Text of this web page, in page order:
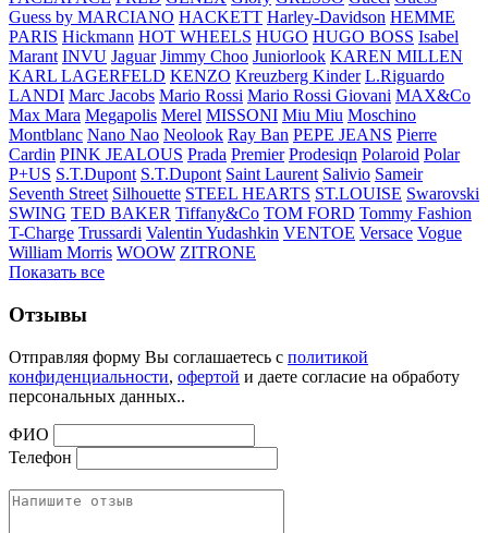
Guess by MARCIANO HACKETT Harley-Davidson HEMME
PARIS Hickmann HOT WHEELS HUGO HUGO BOSS Isabel
Marant INVU Jaguar Jimmy Choo Juniorlook KAREN MILLEN
KARL LAGERFELD KENZO Kreuzberg Kinder L.Riguardo
LANDI Marc Jacobs Mario Rossi Mario Rossi Giovani MAX&Co
Max Mara Megapolis Merel MISSONI Miu Miu Moschino
Montblanc Nano Nao Neolook Ray Ban PEPE JEANS Pierre
Cardin PINK JEALOUS Prada Premier Prodesiqn Polaroid Polar
P+US S.T.Dupont S.T.Dupont Saint Laurent Salivio Sameir
Seventh Street Silhouette STEEL HEARTS ST.LOUISE Swarovski
SWING TED BAKER Tiffany&Co TOM FORD Tommy Fashion
T-Charge Trussardi Valentin Yudashkin VENTOE Versace Vogue
William Morris WOOW ZITRONE
Показать все
Отзывы
Отправляя форму Вы соглашаетесь с политикой
конфиденциальности, офертой и даете согласие на обработу
персональных данных..
ФИО
Телефон